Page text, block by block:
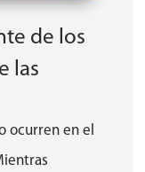
de los
las
ocurren en el